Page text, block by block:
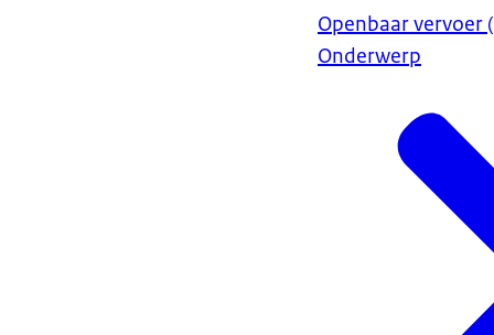
Openbaar vervoer
Onderwerp